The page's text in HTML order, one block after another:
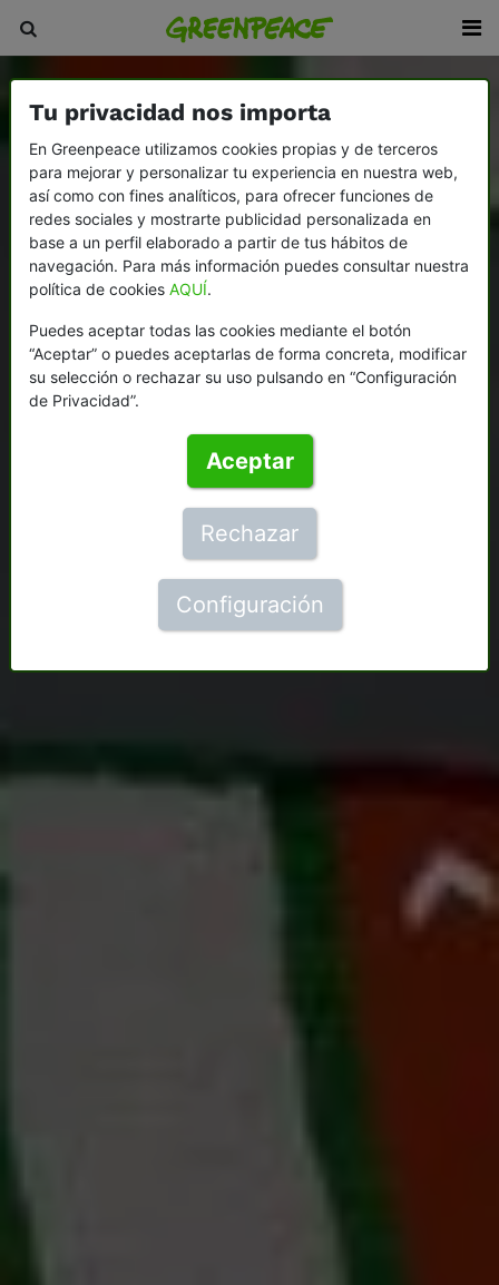
Tu privacidad nos importa
En Greenpeace utilizamos cookies propias y de terceros
para mejorar y personalizar tu experiencia en nuestra web,
así como con fines analíticos, para ofrecer funciones de
redes sociales y mostrarte publicidad personalizada en
base a un perfil elaborado a partir de tus hábitos de
navegación. Para más información puedes consultar nuestra
política de cookies AQUÍ.
Puedes aceptar todas las cookies mediante el botón
“Aceptar” o puedes aceptarlas de forma concreta, modificar
su selección o rechazar su uso pulsando en “Configuración
de Privacidad”.
Aceptar
Rechazar
Configuración